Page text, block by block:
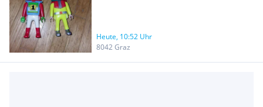
Heute, 10:52 Uhr
8042 Graz